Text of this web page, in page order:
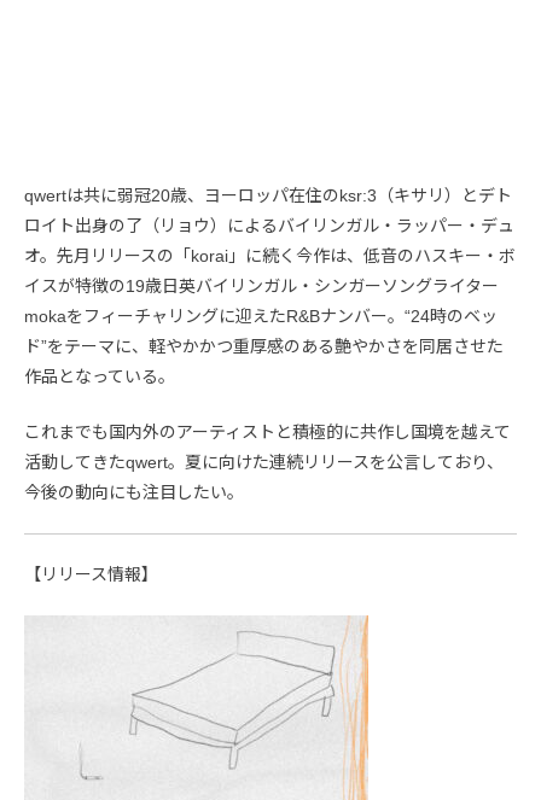
qwertは共に弱冠20歳、ヨーロッパ在住のksr:3（キサリ）とデト
ロイト出身の了（リョウ）によるバイリンガル・ラッパー・デュ
オ。先月リリースの「korai」に続く今作は、低音のハスキー・ボ
イスが特徴の19歳日英バイリンガル・シンガーソングライター
mokaをフィーチャリングに迎えたR&Bナンバー。“24時のベッ
ド”をテーマに、軽やかかつ重厚感のある艶やかさを同居させた
作品となっている。
これまでも国内外のアーティストと積極的に共作し国境を越えて
活動してきたqwert。夏に向けた連続リリースを公言しており、
今後の動向にも注目したい。
【リリース情報】